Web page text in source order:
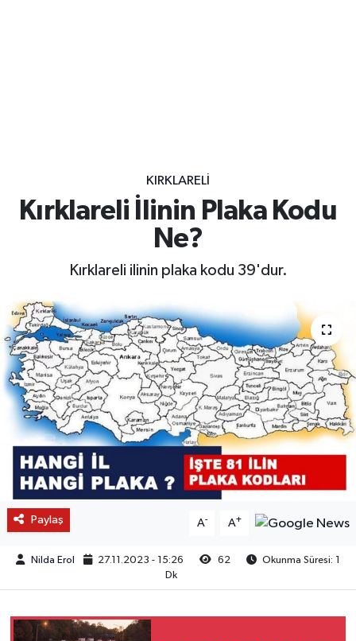
KIRKLARELI
Kırklareli İlinin Plaka Kodu
Ne?
Kırklareli ilinin plaka kodu 39'dur.
Paylaş A- A+
Nilda Erol 27.11.2023 - 15:26 62
Okunma Süresi: 1
Dk